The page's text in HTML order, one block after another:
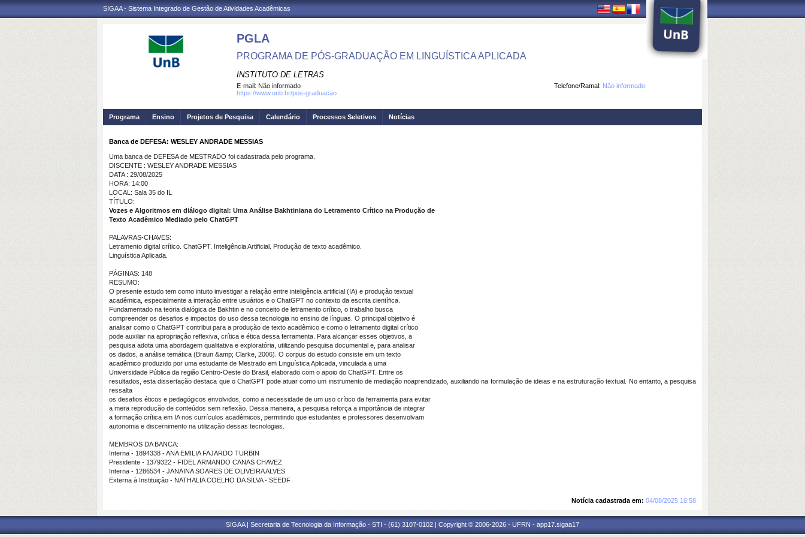
SIGAA - Sistema Integrado de Gestão de Atividades Acadêmicas
PGLA
PROGRAMA DE PÓS-GRADUAÇÃO EM LINGUÍSTICA APLICADA
INSTITUTO DE LETRAS
Telefone/Ramal: Não informado
E-mail: Não informado
https://www.unb.br/pos-graduacao
Programa Ensino Projetos de Pesquisa Calendário Processos Seletivos Notícias
Banca de DEFESA: WESLEY ANDRADE MESSIAS
Uma banca de DEFESA de MESTRADO foi cadastrada pelo programa.
DISCENTE : WESLEY ANDRADE MESSIAS
DATA : 29/08/2025
HORA: 14:00
LOCAL: Sala 35 do IL
TÍTULO:
Vozes e Algoritmos em diálogo digital: Uma Análise Bakhtiniana do Letramento Crítico na Produção de
Texto Acadêmico Mediado pelo ChatGPT
PALAVRAS-CHAVES:
Letramento digital crítico. ChatGPT. Inteligência Artificial. Produção de texto acadêmico.
Linguística Aplicada.
PÁGINAS: 148
RESUMO:
O presente estudo tem como intuito investigar a relação entre inteligência artificial (IA) e produção textual
acadêmica, especialmente a interação entre usuários e o ChatGPT no contexto da escrita científica.
Fundamentado na teoria dialógica de Bakhtin e no conceito de letramento crítico, o trabalho busca
compreender os desafios e impactos do uso dessa tecnologia no ensino de línguas. O principal objetivo é
analisar como o ChatGPT contribui para a produção de texto acadêmico e como o letramento digital crítico
pode auxiliar na apropriação reflexiva, crítica e ética dessa ferramenta. Para alcançar esses objetivos, a
pesquisa adota uma abordagem qualitativa e exploratória, utilizando pesquisa documental e, para analisar
os dados, a análise temática (Braun &amp; Clarke, 2006). O corpus do estudo consiste em um texto
acadêmico produzido por uma estudante de Mestrado em Linguística Aplicada, vinculada a uma
Universidade Pública da região Centro-Oeste do Brasil, elaborado com o apoio do ChatGPT. Entre os
resultados, esta dissertação destaca que o ChatGPT pode atuar como um instrumento de mediação noaprendizado, auxiliando na formulação de ideias e na estruturação textual. No entanto, a pesquisa
ressalta
os desafios éticos e pedagógicos envolvidos, como a necessidade de um uso crítico da ferramenta para evitar
a mera reprodução de conteúdos sem reflexão. Dessa maneira, a pesquisa reforça a importância de integrar
a formação crítica em IA nos currículos acadêmicos, permitindo que estudantes e professores desenvolvam
autonomia e discernimento na utilização dessas tecnologias.
MEMBROS DA BANCA:
Interna - 1894338 - ANA EMILIA FAJARDO TURBIN
Presidente - 1379322 - FIDEL ARMANDO CANAS CHAVEZ
Interna - 1286534 - JANAINA SOARES DE OLIVEIRA ALVES
Externa à Instituição - NATHALIA COELHO DA SILVA - SEEDF
Notícia cadastrada em: 04/08/2025 16:58
SIGAA | Secretaria de Tecnologia da Informação - STI - (61) 3107-0102 | Copyright © 2006-2026 - UFRN - app17.sigaa17